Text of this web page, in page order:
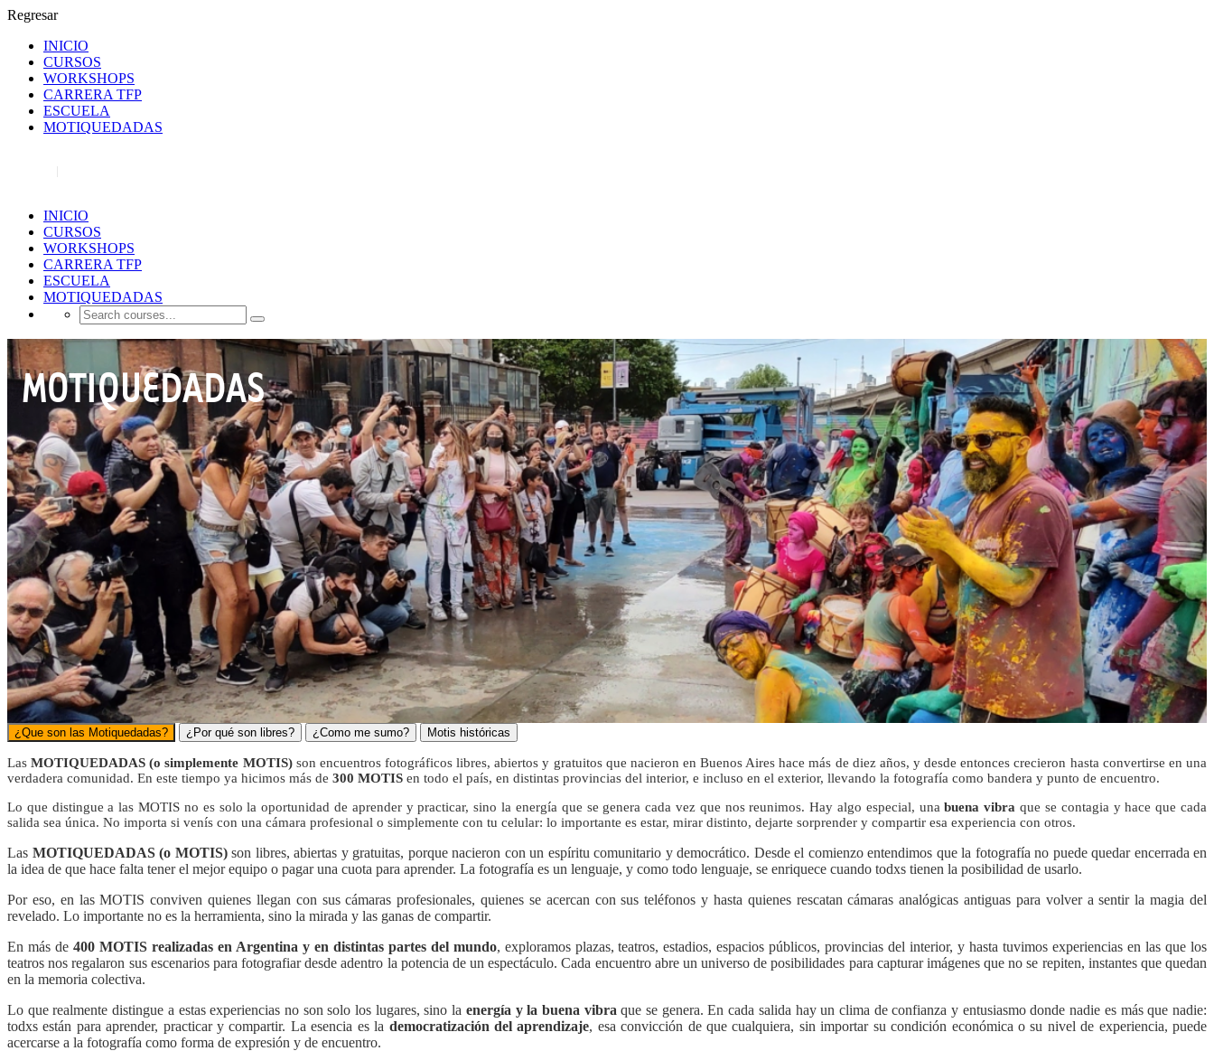
Regresar
INICIO
CURSOS
WORKSHOPS
CARRERA TFP
ESCUELA
MOTIQUEDADAS
INICIO
CURSOS
WORKSHOPS
CARRERA TFP
ESCUELA
MOTIQUEDADAS
MOTIQUEDADAS
¿Que son las Motiquedadas? ¿Por qué son libres? ¿Como me sumo? Motis históricas
LasMOTIQUEDADAS (o simplemente MOTIS)son encuentros fotográficos libres, abiertos y gratuitos que nacieron en Buenos Aires hace más de diez años, y desde entonces crecieron hasta convertirse en una
verdadera comunidad. En este tiempo ya hicimos más de 300 MOTIS en todo el país, en distintas provincias del interior, e incluso en el exterior, llevando la fotografía como bandera y punto de encuentro.
Lo que distingue a las MOTIS no es solo la oportunidad de aprender y practicar, sino la energía que se genera cada vez que nos reunimos. Hay algo especial, unabuena vibra que se contagia y hace que cada
salida sea única. No importa si venís con una cámara profesional o simplemente con tu celular: lo importante es estar, mirar distinto, dejarte sorprender y compartir esa experiencia con otros.
Las MOTIQUEDADAS (o MOTIS)son libres, abiertas y gratuitas, porque nacieron con un espíritu comunitario y democrático. Desde el comienzo entendimos que la fotografía no puede quedar encerrada en
la idea de que hace falta tener el mejor equipo o pagar una cuota para aprender. La fotografía es un lenguaje, y como todo lenguaje, se enriquece cuando todxs tienen la posibilidad de usarlo.
Por eso, en las MOTIS conviven quienes llegan con sus cámaras profesionales, quienes se acercan con sus teléfonos y hasta quienes rescatan cámaras analógicas antiguas para volver a sentir la magia del
revelado. Lo importante no es la herramienta, sino la mirada y las ganas de compartir.
En más de 400 MOTIS realizadas en Argentina y en distintas partes del mundo, exploramos plazas, teatros, estadios, espacios públicos, provincias del interior, y hasta tuvimos experiencias en las que los
teatros nos regalaron sus escenarios para fotografiar desde adentro la potencia de un espectáculo. Cada encuentro abre un universo de posibilidades para capturar imágenes que no se repiten, instantes que quedan
en la memoria colectiva.
Lo que realmente distingue a estas experiencias no son solo los lugares, sino la energía y la buena vibra que se genera. En cada salida hay un clima de confianza y entusiasmo donde nadie es más que nadie:
todxs están para aprender, practicar y compartir. La esencia es la democratización del aprendizaje, esa convicción de que cualquiera, sin importar su condición económica o su nivel de experiencia, puede
acercarse a la fotografía como forma de expresión y de encuentro.